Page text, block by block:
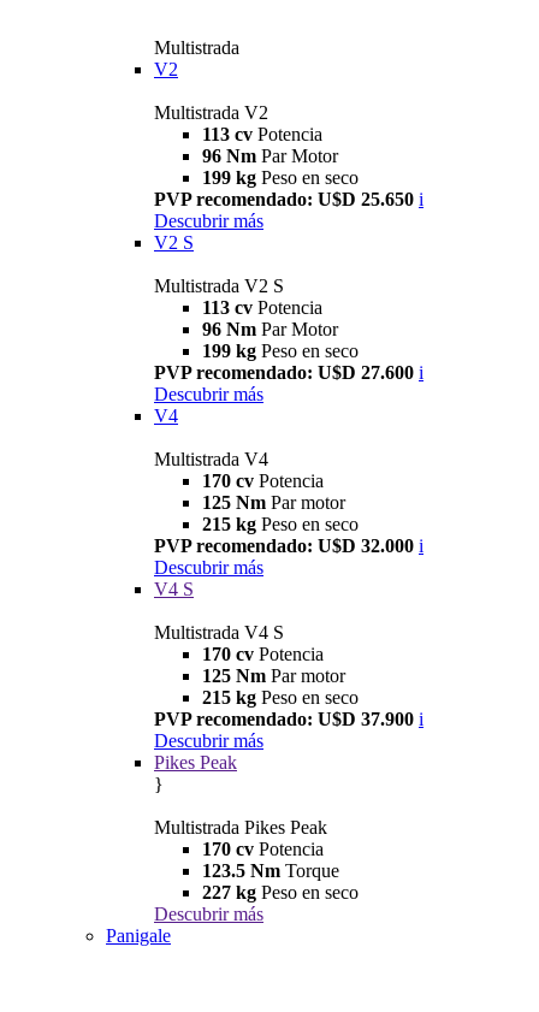
Multistrada
V2
Multistrada V2
113 cv Potencia
96 Nm Par Motor
199 kg Peso en seco
PVP recomendado: U$D 25.650 i
Descubrir más
V2 S
Multistrada V2 S
113 cv Potencia
96 Nm Par Motor
199 kg Peso en seco
PVP recomendado: U$D 27.600 i
Descubrir más
V4
Multistrada V4
170 cv Potencia
125 Nm Par motor
215 kg Peso en seco
PVP recomendado: U$D 32.000 i
Descubrir más
V4 S
Multistrada V4 S
170 cv Potencia
125 Nm Par motor
215 kg Peso en seco
PVP recomendado: U$D 37.900 i
Descubrir más
Pikes Peak
}
Multistrada Pikes Peak
170 cv Potencia
123.5 Nm Torque
227 kg Peso en seco
Descubrir más
Panigale